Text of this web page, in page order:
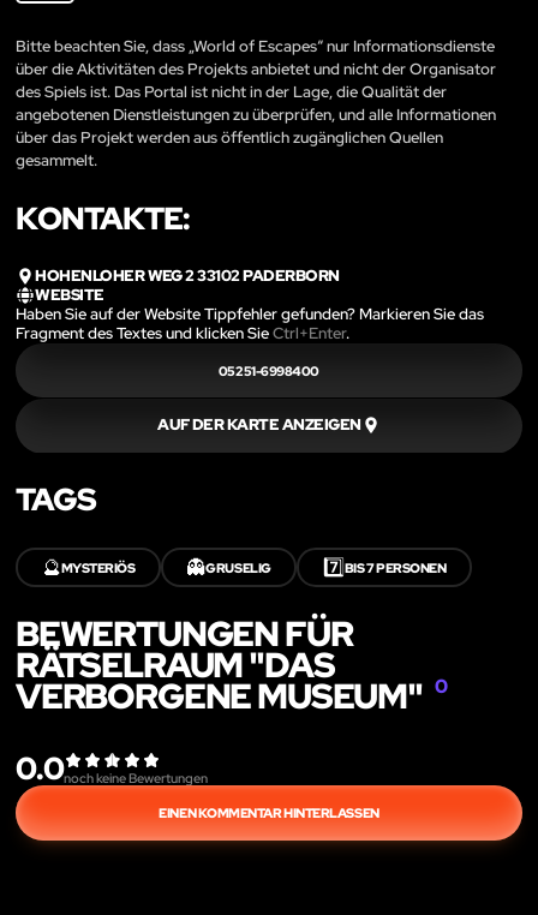
Bitte beachten Sie, dass „World of Escapes“ nur Informationsdienste
über die Aktivitäten des Projekts anbietet und nicht der Organisator
des Spiels ist. Das Portal ist nicht in der Lage, die Qualität der
angebotenen Dienstleistungen zu überprüfen, und alle Informationen
über das Projekt werden aus öffentlich zugänglichen Quellen
gesammelt.
KONTAKTE:
HOHENLOHER WEG 2 33102 PADERBORN
WEBSITE
Haben Sie auf der Website Tippfehler gefunden? Markieren Sie das
Fragment des Textes und klicken SieCtrl+Enter.
05251-6998400
AUF DER KARTE ANZEIGEN
TAGS
🔮MYSTERIÖS 👻GRUSELIG 7️⃣BIS 7 PERSONEN
BEWERTUNGEN FÜR
RÄTSELRAUM "DAS
VERBORGENE MUSEUM" 0
0.0noch keine Bewertungen
EINEN KOMMENTAR HINTERLASSEN